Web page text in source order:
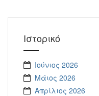
Ιστορικό
Ιούνιος 2026
Μάιος 2026
Απρίλιος 2026